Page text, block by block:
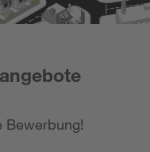
Bewerbung!